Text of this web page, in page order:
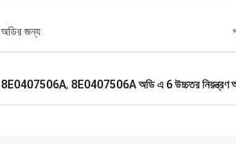
অডির জন্য
8E0407506A, 8E0407506A অডি এ 6 উচ্চতর নিয়ন্ত্রণ